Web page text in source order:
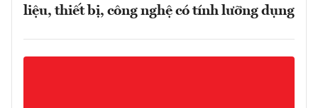
liệu, thiết bị, công nghệ có tính lưỡng dụng